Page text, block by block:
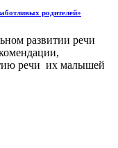
родителей»
развитии речи
речи их малышей